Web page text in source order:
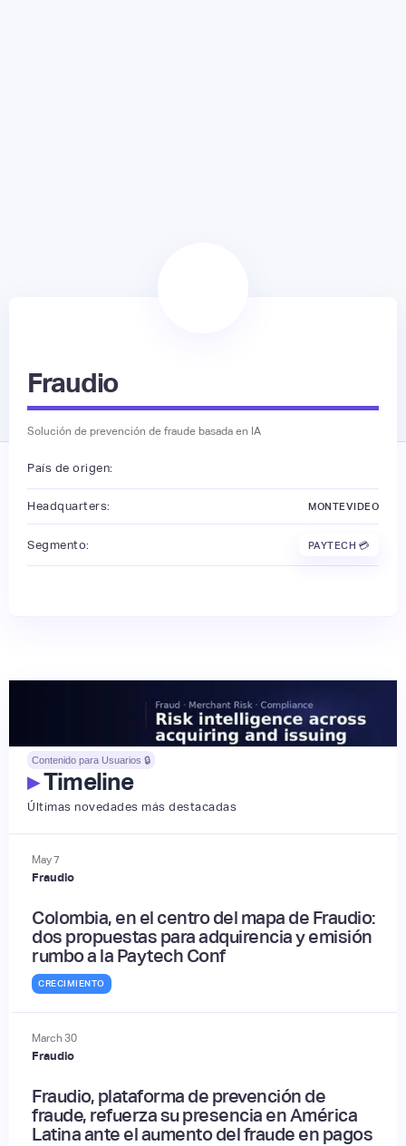
Fraudio
Solución de prevención de fraude basada en IA
País de origen:
Headquarters: MONTEVIDEO
Segmento: PAYTECH 💳
Contenido para Usuarios 🔒
▸Timeline
Últimas novedades más destacadas
May7
Fraudio
Colombia, en el centro del mapa de Fraudio:
dos propuestas para adquirencia y emisión
rumbo a la Paytech Conf
CRECIMIENTO
March 30
Fraudio
Fraudio, plataforma de prevención de
fraude, refuerza su presencia en América
Latina ante el aumento del fraude en pagos